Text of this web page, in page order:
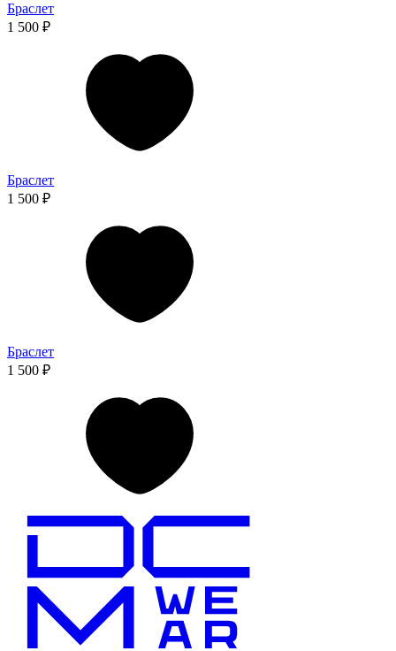
Браслет
1 500 ₽
Браслет
1 500 ₽
Браслет
1 500 ₽